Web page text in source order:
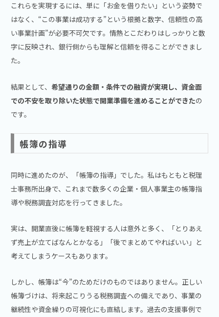
これらを実現するには、単に「お金を借りたい」という姿勢で
はなく、“この事業は成功する”という根拠と数字、信頼性の高
い事業計画”が必要不可欠です。情熱とこだわりはしっかりと数
字に反映され、銀行側からも理解と信頼を得ることができまし
た。
結果として、 希望通りの金額・条件での融資が実現し、資金面
での不安を取り除いた状態で開業準備を進めることができたの
です。
帳簿の指導
同時に進めたのが、「帳簿の指導」でした。私はもともと税理
士事務所出身で、これまで数多くの企業・個人事業主の帳簿指
導や税務調査対応を行ってきました。
実は、開業直後に帳簿を軽視する人は意外と多く、「とりあえ
ず売上が立てばなんとかなる」「後でまとめてやればいい」と
考えてしまうケースもあります。
しかし、帳簿は“今”のためだけのものではありません。正しい
帳簿づけは、将来起こりうる税務調査への備えであり、事業の
継続性や資金繰りの可視化にも直結します。過去の支援事例で